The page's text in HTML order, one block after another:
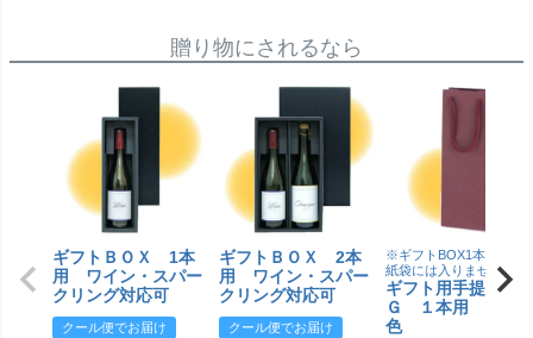
贈り物にされるなら
ギフトＢＯＸ 1本
用 ワイン・スパー
クリング対応可
クール便でお届け
ギフトＢＯＸ 2本
用 ワイン・スパー
クリング対応可
クール便でお届け
※ギフトBOX1本用はこ
紙袋には入りません
ギフト用手提げＢ
Ｇ １本用 エン
色